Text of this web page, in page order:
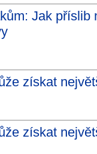
Jak příslib
získat
získat